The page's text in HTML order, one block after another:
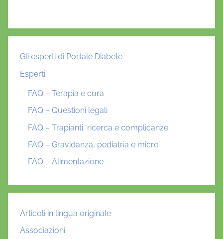
o
t
,
V
a
e
Gli esperti di Portale Diabete
Esperti
FAQ – Terapia e cura
FAQ – Questioni legali
FAQ – Trapianti, ricerca e complicanze
FAQ – Gravidanza, pediatria e micro
FAQ – Alimentazione
Articoli in lingua originale
Associazioni